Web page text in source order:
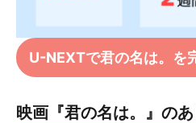
U-NEXTで君の名は。を
映画『君の名は。』の